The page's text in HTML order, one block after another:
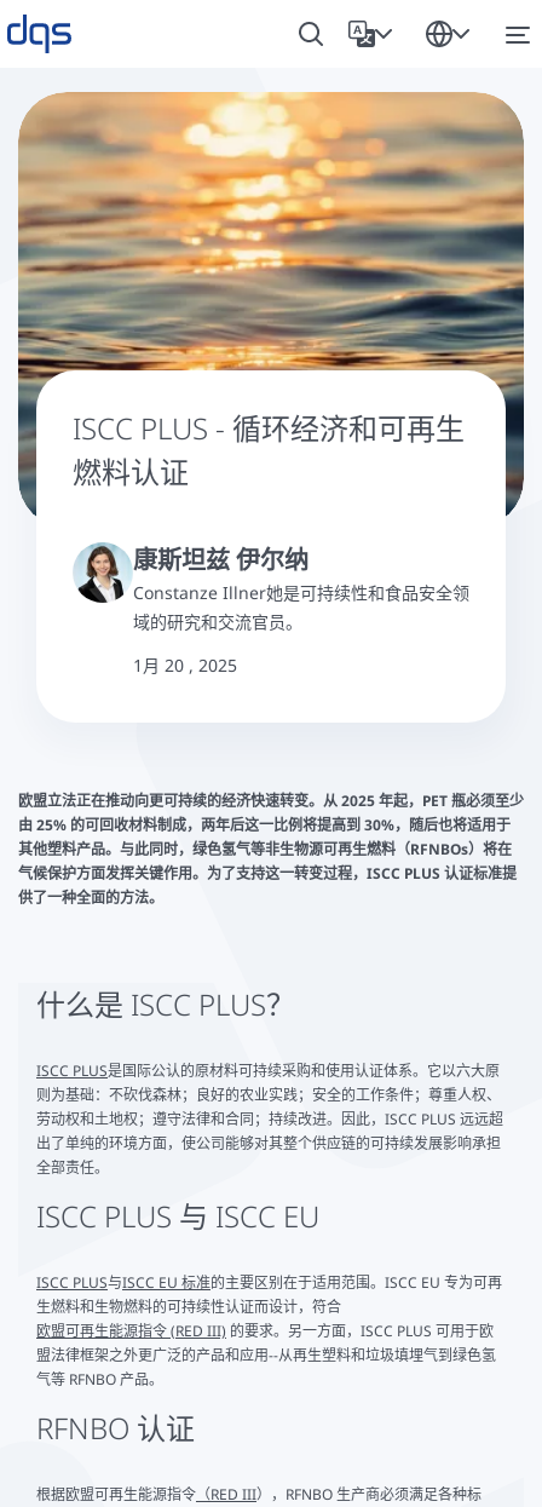
ISCC PLUS - 循环经济和可再生
燃料认证
康斯坦兹 伊尔纳
Constanze Illner她是可持续性和食品安全领
域的研究和交流官员。
1月 20 , 2025
欧盟立法正在推动向更可持续的经济快速转变。从 2025 年起，PET 瓶必须至少
由 25% 的可回收材料制成，两年后这一比例将提高到 30%，随后也将适用于
其他塑料产品。与此同时，绿色氢气等非生物源可再生燃料（RFNBOs）将在
气候保护方面发挥关键作用。为了支持这一转变过程，ISCC PLUS 认证标准提
供了一种全面的方法。
什么是 ISCC PLUS？
ISCC PLUS是国际公认的原材料可持续采购和使用认证体系。它以六大原
则为基础：不砍伐森林；良好的农业实践；安全的工作条件；尊重人权、
劳动权和土地权；遵守法律和合同；持续改进。因此，ISCC PLUS 远远超
出了单纯的环境方面，使公司能够对其整个供应链的可持续发展影响承担
全部责任。
ISCC PLUS 与 ISCC EU
ISCC PLUS与ISCC EU 标准的主要区别在于适用范围。ISCC EU 专为可再
生燃料和生物燃料的可持续性认证而设计，符合
欧盟可再生能源指令 (RED III) 的要求。另一方面，ISCC PLUS 可用于欧
盟法律框架之外更广泛的产品和应用--从再生塑料和垃圾填埋气到绿色氢
气等 RFNBO 产品。
RFNBO 认证
根据欧盟可再生能源指令 （RED III），RFNBO 生产商必须满足各种标